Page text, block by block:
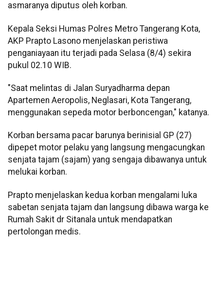
asmaranya diputus oleh korban.
Kepala Seksi Humas Polres Metro Tangerang Kota,
AKP Prapto Lasono menjelaskan peristiwa
penganiayaan itu terjadi pada Selasa (8/4) sekira
pukul 02.10 WIB.
"Saat melintas di Jalan Suryadharma depan
Apartemen Aeropolis, Neglasari, Kota Tangerang,
menggunakan sepeda motor berboncengan," katanya.
Korban bersama pacar barunya berinisial GP (27)
dipepet motor pelaku yang langsung mengacungkan
senjata tajam (sajam) yang sengaja dibawanya untuk
melukai korban.
Prapto menjelaskan kedua korban mengalami luka
sabetan senjata tajam dan langsung dibawa warga ke
Rumah Sakit dr Sitanala untuk mendapatkan
pertolongan medis.